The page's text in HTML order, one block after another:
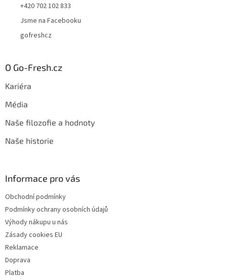
+420 702 102 833
Jsme na Facebooku
gofreshcz
O Go-Fresh.cz
Kariéra
Média
Naše filozofie a hodnoty
Naše historie
Informace pro vás
Obchodní podmínky
Podmínky ochrany osobních údajů
Výhody nákupu u nás
Zásady cookies EU
Reklamace
Doprava
Platba